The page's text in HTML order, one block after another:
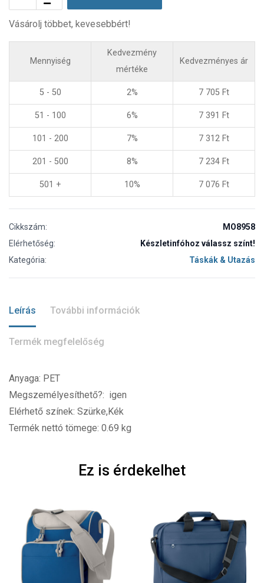
Vásárolj többet, kevesebbért!
Mennyiség
Kedvezmény
mértéke
Kedvezményes ár
5 - 50 2% 7 705 Ft
51 - 100 6% 7 391 Ft
101 - 200 7% 7 312 Ft
201 - 500 8% 7 234 Ft
501 + 10% 7 076 Ft
Cikkszám:
MO8958
Elérhetőség:
Készletinfóhoz válassz színt!
Kategória:
Táskák & Utazás
Leírás További információk
Termék megfelelőség
Anyaga: PET
Megszemélyesíthető?: igen
Elérhető színek: Szürke,Kék
Termék nettó tömege: 0.69 kg
Ez is érdekelhet